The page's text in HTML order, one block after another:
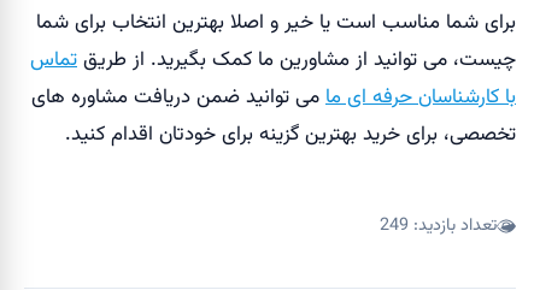
برای شما مناسب است یا خیر و اصلا بهترین انتخاب برای شما
چیست، می توانید از مشاورین ما کمک بگیرید. از طریقتماس
با کارشناسان حرفه ای مامی توانید ضمن دریافت مشاوره های
تخصصی، برای خرید بهترین گزینه برای خودتان اقدام کنید.
تعداد بازدید: 249